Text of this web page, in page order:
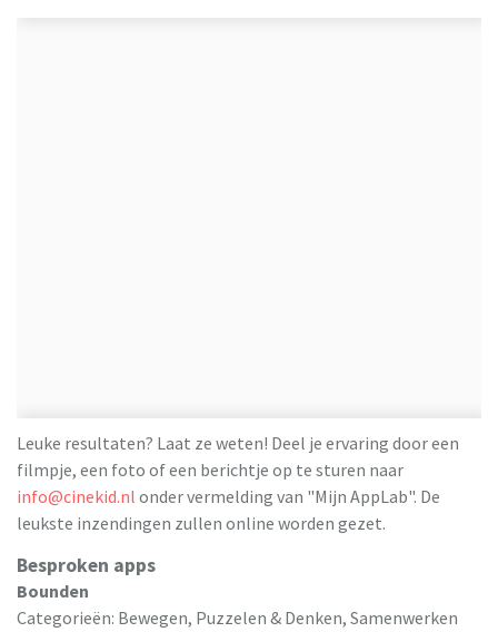
Leuke resultaten? Laat ze weten! Deel je ervaring door een
filmpje, een foto of een berichtje op te sturen naar
info@cinekid.nl onder vermelding van "Mijn AppLab". De
leukste inzendingen zullen online worden gezet.
Besproken apps
Bounden
Categorieën: Bewegen, Puzzelen & Denken, Samenwerken